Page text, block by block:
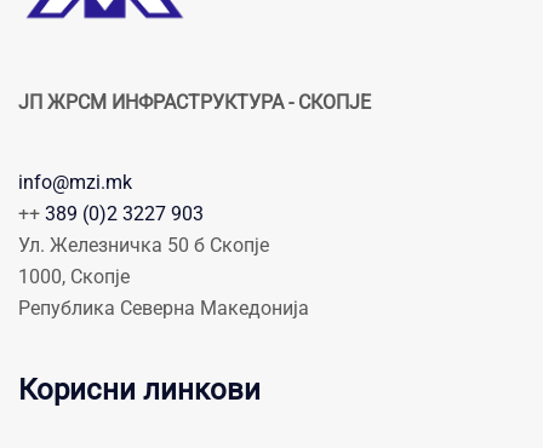
ЈП ЖРСМ ИНФРАСТРУКТУРА - СКОПЈЕ
info@mzi.mk
++ 389 (0)2 3227 903
Ул. Железничка 50 б Скопје
1000, Скопје
Република Северна Македонија
Корисни линкови